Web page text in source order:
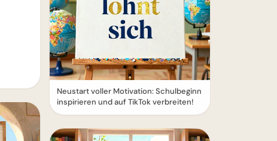
Neustart voller Motivation: Schulbeginn
inspirieren und auf TikTok verbreiten!